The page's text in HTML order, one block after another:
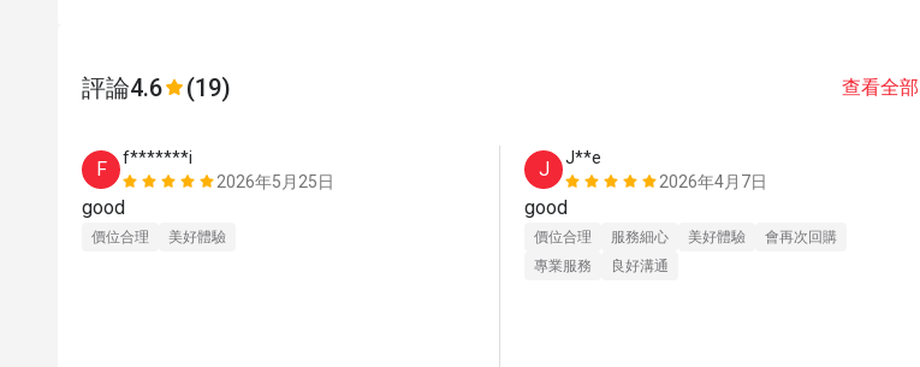
評論4.6 (19) 查看全部
F
f*******i
2026年5月25日
good
價位合理 美好體驗
J
J**e
2026年4月7日
good
價位合理 服務細心 美好體驗
會再次回購
專業服務
良好溝通